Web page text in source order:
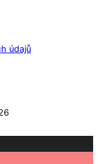
údajů